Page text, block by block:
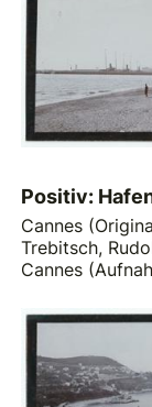
Positiv:
Cannes
Trebitsch,
Cannes